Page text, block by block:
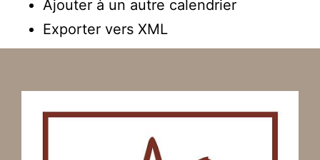
Ajouter à un autre calendrier
Exporter vers XML